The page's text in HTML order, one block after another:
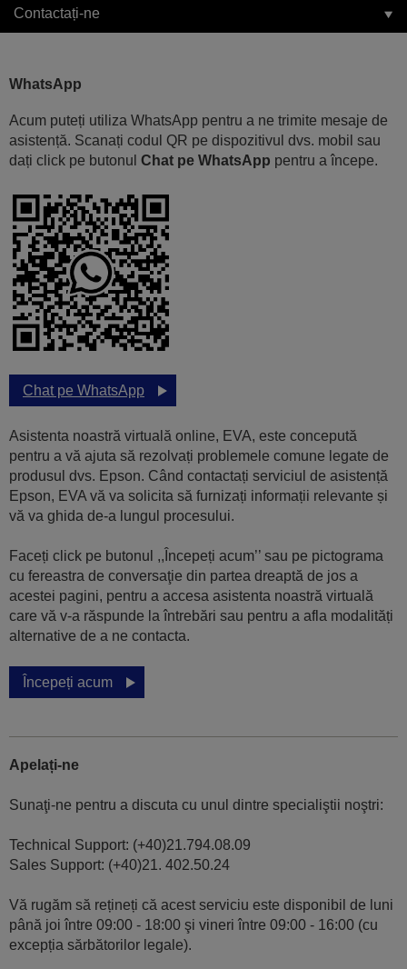
Contactați-ne
WhatsApp
Acum puteți utiliza WhatsApp pentru a ne trimite mesaje de
asistență. Scanați codul QR pe dispozitivul dvs. mobil sau
dați click pe butonul Chat pe WhatsApp pentru a începe.
Chat pe WhatsApp
Asistenta noastră virtuală online, EVA, este concepută
pentru a vă ajuta să rezolvați problemele comune legate de
produsul dvs. Epson. Când contactați serviciul de asistență
Epson, EVA vă va solicita să furnizați informații relevante și
vă va ghida de-a lungul procesului.
Faceți click pe butonul ,,Începeți acum’’ sau pe pictograma
cu fereastra de conversaţie din partea dreaptă de jos a
acestei pagini, pentru a accesa asistenta noastră virtuală
care vă v-a răspunde la întrebări sau pentru a afla modalități
alternative de a ne contacta.
Începeți acum
Apelați-ne
Sunaţi-ne pentru a discuta cu unul dintre specialiştii noştri:
Technical Support: (+40)21.794.08.09
Sales Support: (+40)21. 402.50.24
Vă rugăm să rețineți că acest serviciu este disponibil de luni
până joi între 09:00 - 18:00 şi vineri între 09:00 - 16:00 (cu
excepția sărbătorilor legale).